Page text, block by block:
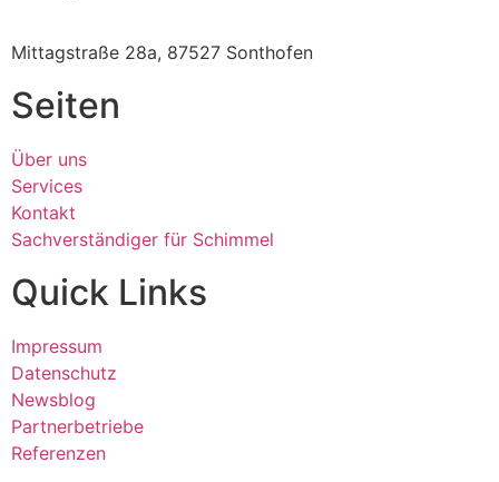
Mittagstraße 28a, 87527 Sonthofen
Seiten
Über uns
Services
Kontakt
Sachverständiger für Schimmel
Quick Links
Impressum
Datenschutz
Newsblog
Partnerbetriebe
Referenzen